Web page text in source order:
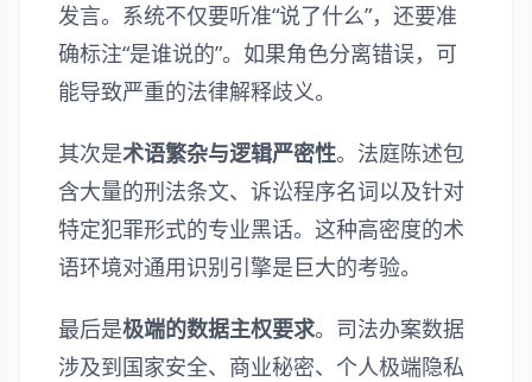
发言。系统不仅要听准“说了什么”，还要准
确标注“是谁说的”。如果角色分离错误，可
能导致严重的法律解释歧义。
其次是术语繁杂与逻辑严密性。法庭陈述包
含大量的刑法条文、诉讼程序名词以及针对
特定犯罪形式的专业黑话。这种高密度的术
语环境对通用识别引擎是巨大的考验。
最后是极端的数据主权要求。司法办案数据
涉及到国家安全、商业秘密、个人极端隐私